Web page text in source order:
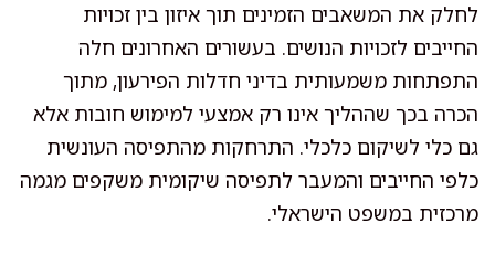
לחלק את המשאבים הזמינים תוך איזון בין זכויות
החייבים לזכויות הנושים. בעשורים האחרונים חלה
התפתחות משמעותית בדיני חדלות הפירעון, מתוך
הכרה בכך שההליך אינו רק אמצעי למימוש חובות אלא
גם כלי לשיקום כלכלי. התרחקות מהתפיסה העונשית
כלפי החייבים והמעבר לתפיסה שיקומית משקפים מגמה
מרכזית במשפט הישראלי.